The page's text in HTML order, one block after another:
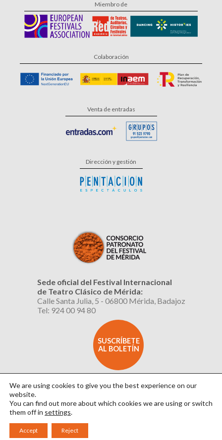
Miembro de
Colaboración
Venta de entradas
Dirección y gestión
Sede oficial del Festival Internacional
de Teatro Clásico de Mérida:
Calle Santa Julia, 5 - 06800 Mérida, Badajoz
Tel: 924 00 94 80
SUSCRÍBETE
AL BOLETÍN
Aviso Legal|Política de Privacidad
|Webmaster: Axel Kacelnik
We are using cookies to give you the best experience on our
website.
You can find out more about which cookies we are using or switch
them off in settings.
Accept Reject